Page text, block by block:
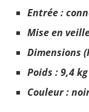
Entrée :
Mise en
Dimensions
Poids : 9,4 kg
Couleur :